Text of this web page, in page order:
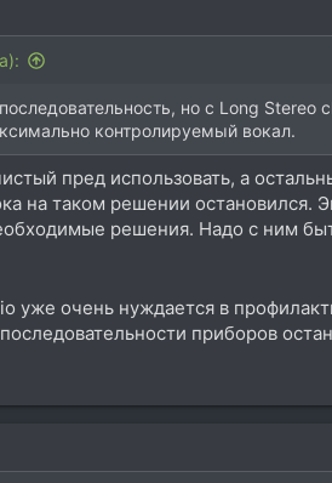
но с Long
контролируемый вокал.
пред использовать, а
на таком решении
решения. Надо с ним
уже очень нуждается в
приборов